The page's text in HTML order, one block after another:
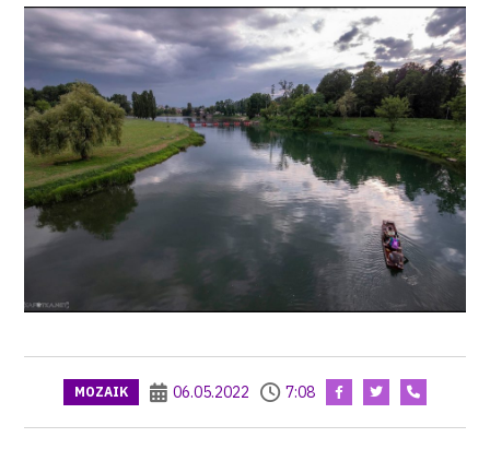
MOZAIK 06.05.2022 7:08